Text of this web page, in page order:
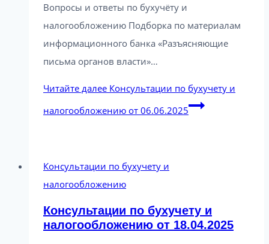
Вопросы и ответы по бухучёту и
налогообложению Подборка по материалам
информационного банка «Разъясняющие
письма органов власти»…
Читайте далее Консультации по бухучету и
налогообложению от 06.06.2025
Консультации по бухучету и
налогообложению
Консультации по бухучету и
налогообложению от 18.04.2025